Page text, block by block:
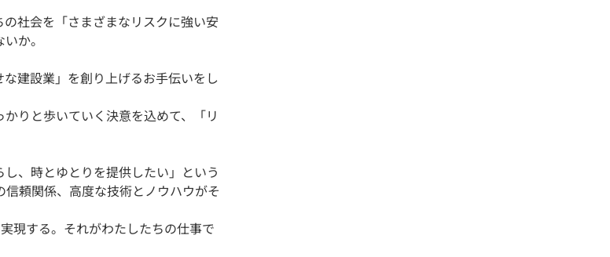
社会を「さまざまなリスクに強い安
か。
建設業」を創り上げるお手伝いをし
りと歩いていく決意を込めて、「リ
、時とゆとりを提供したい」という
頼関係、高度な技術とノウハウがそ
現する。それがわたしたちの仕事で